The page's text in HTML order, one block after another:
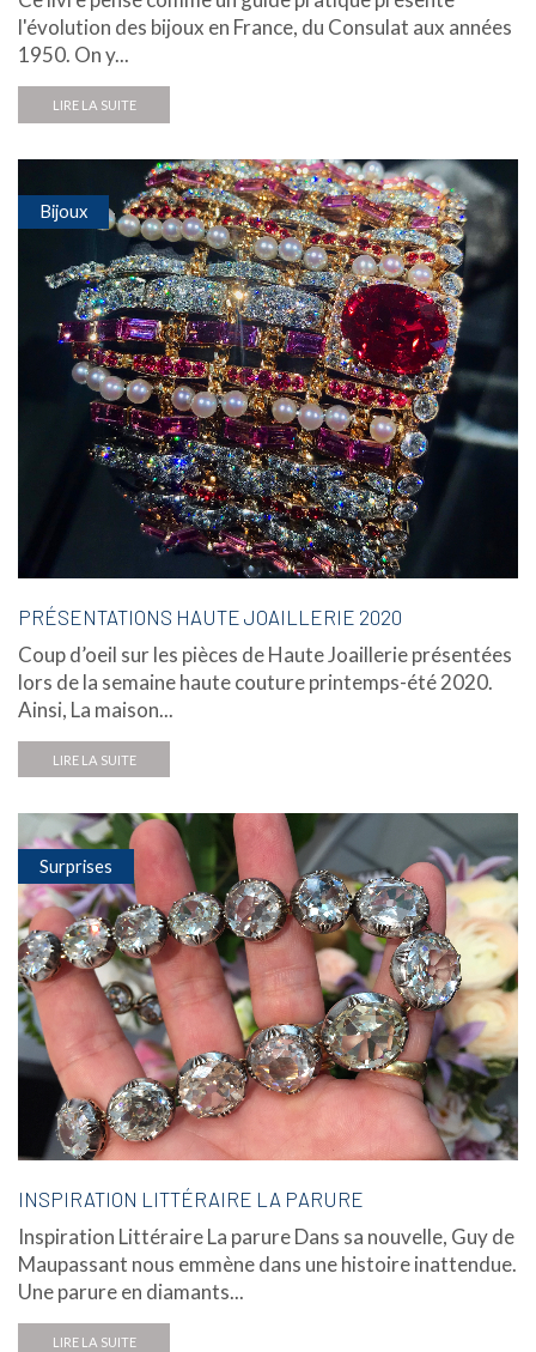
l'évolution des bijoux en France, du Consulat aux années
1950. On y...
LIRE LA SUITE
Bijoux
PRÉSENTATIONS HAUTE JOAILLERIE 2020
Coup d’oeil sur les pièces de Haute Joaillerie présentées
lors de la semaine haute couture printemps-été 2020.
Ainsi, La maison...
LIRE LA SUITE
Surprises
INSPIRATION LITTÉRAIRE LA PARURE
Inspiration Littéraire La parure Dans sa nouvelle, Guy de
Maupassant nous emmène dans une histoire inattendue.
Une parure en diamants...
LIRE LA SUITE